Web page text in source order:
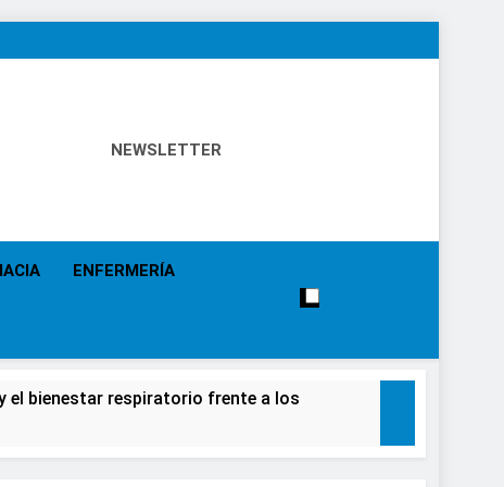
NEWSLETTER
ENFERMERÍA
el bienestar respiratorio frente a los